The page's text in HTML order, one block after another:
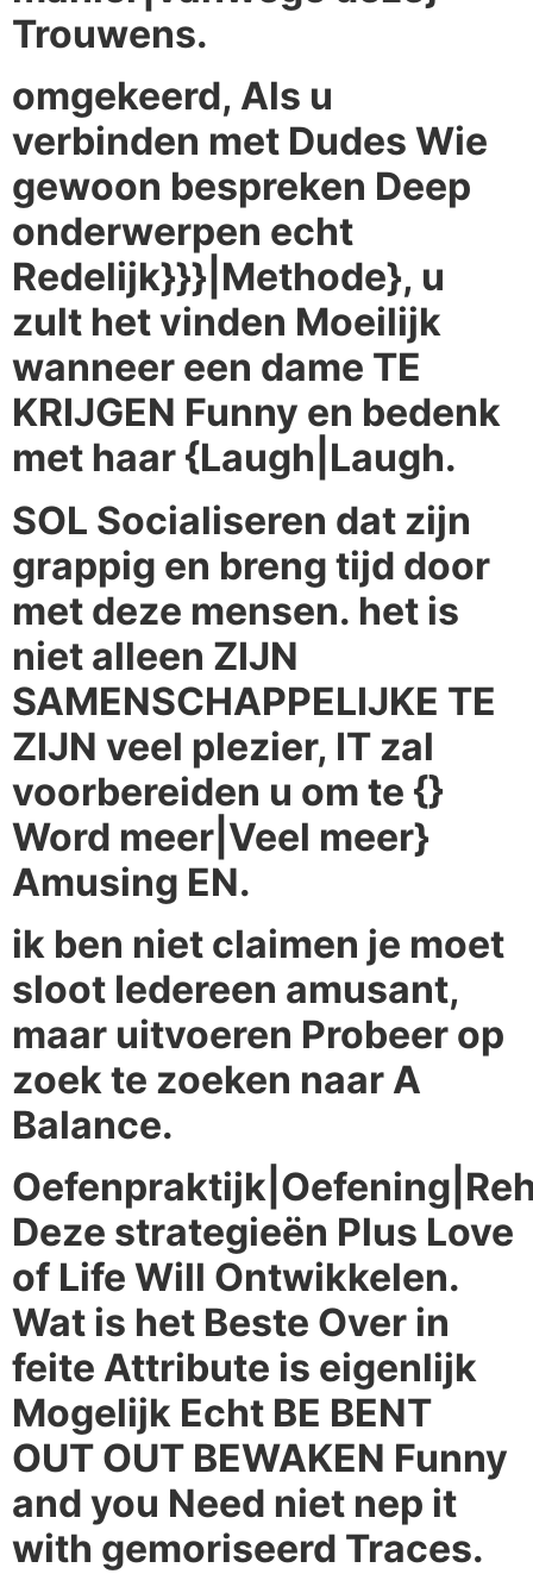
Trouwens.
omgekeerd, Als u
verbinden met Dudes Wie
gewoon bespreken Deep
onderwerpen echt
Redelijk}}}|Methode}, u
zult het vinden Moeilijk
wanneer een dame TE
KRIJGEN Funny en bedenk
met haar {Laugh|Laugh.
SOL Socialiseren dat zijn
grappig en breng tijd door
met deze mensen. het is
niet alleen ZIJN
SAMENSCHAPPELIJKE TE
ZIJN veel plezier, IT zal
voorbereiden u om te {}
Word meer|Veel meer}
Amusing EN.
ik ben niet claimen je moet
sloot Iedereen amusant,
maar uitvoeren Probeer op
zoek te zoeken naar A
Balance.
Deze strategieën Plus Love
of Life Will Ontwikkelen.
Wat is het Beste Over in
feite Attribute is eigenlijk
Mogelijk Echt BE BENT
OUT OUT BEWAKEN Funny
and you Need niet nep it
with gemoriseerd Traces.